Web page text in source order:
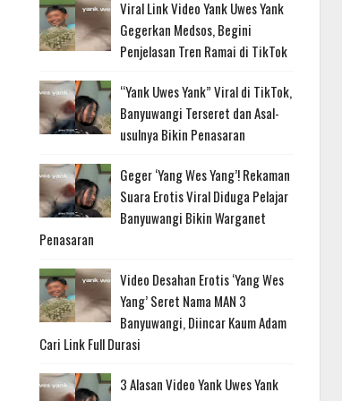
Viral Link Video Yank Uwes Yank
Gegerkan Medsos, Begini
Penjelasan Tren Ramai di TikTok
“Yank Uwes Yank” Viral di TikTok,
Banyuwangi Terseret dan Asal-
usulnya Bikin Penasaran
Geger ‘Yang Wes Yang’! Rekaman
Suara Erotis Viral Diduga Pelajar
Banyuwangi Bikin Warganet
Penasaran
Video Desahan Erotis ‘Yang Wes
Yang’ Seret Nama MAN 3
Banyuwangi, Diincar Kaum Adam
Cari Link Full Durasi
3 Alasan Video Yank Uwes Yank